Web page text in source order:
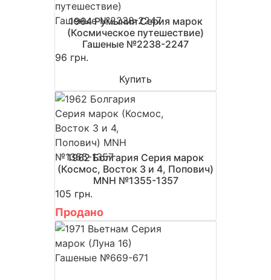
1964 Румыния Серия марок
(Космическое путешествие)
Гашеные №2238-2247
96 грн.
Купить
1962 Болгария Серия марок
(Космос, Восток 3 и 4, Попович)
MNH №1355-1357
105 грн.
Продано